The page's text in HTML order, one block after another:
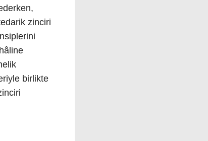
zinciri
birlikte